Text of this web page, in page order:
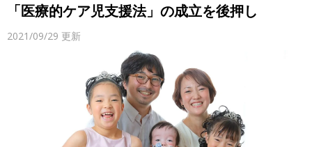
「医療的ケア児支援法」の成立を後押し
2021/09/29 更新